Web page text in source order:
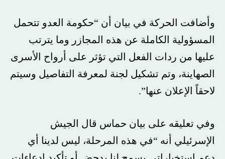
وأضافت الحركة في بيان أن “حكومة العدو تتحمل
المسؤولية الكاملة عن هذه المجازر وما يترتب
عليها من ردات الفعل التي تؤثر على أرواح الأسرى
الصهاينة، وتم تشكيل لجنة لمعرفة التفاصيل وسيتم
لاحقاً الإعلان عنها”.
وفي تعليقه على بيان حماس قال الجيش
الإسرئيلي أنه “في هذه المرحلة، ليس لدينا أي